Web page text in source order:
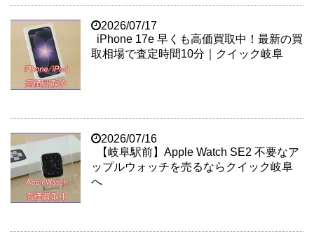
2026/07/17
iPhone 17e 早くも高価買取中！最新の買
取相場で査定時間10分｜クイック岐阜
2026/07/16
【岐阜駅前】Apple Watch SE2 不要なア
ップルウォッチを売るならクイック岐阜
へ